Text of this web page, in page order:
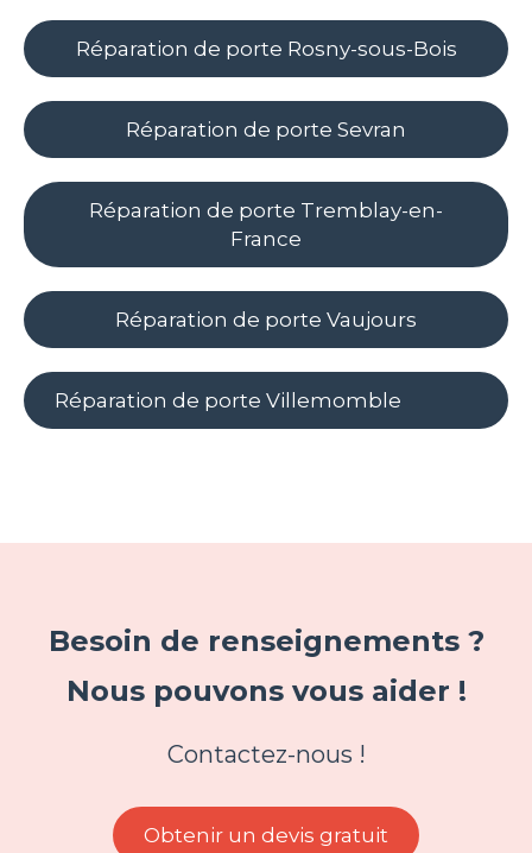
Réparation de porte Rosny-sous-Bois
Réparation de porte Sevran
Réparation de porte Tremblay-en-
France
Réparation de porte Vaujours
Réparation de porte Villemomble
Besoin de renseignements ?
Nous pouvons vous aider !
Contactez-nous !
Obtenir un devis gratuit